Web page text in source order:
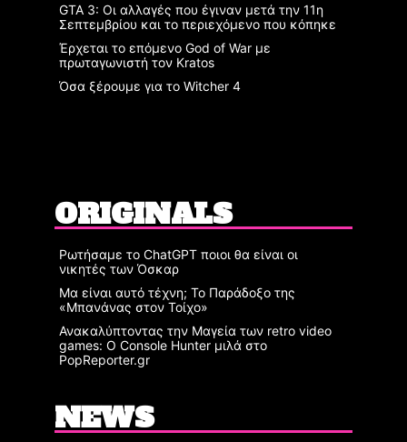
GTA 3: Οι αλλαγές που έγιναν μετά την 11η
Σεπτεμβρίου και το περιεχόμενο που κόπηκε
Έρχεται το επόμενο God of War με
πρωταγωνιστή τον Kratos
Όσα ξέρουμε για το Witcher 4
ORIGINALS
Ρωτήσαμε το ChatGPT ποιοι θα είναι οι
νικητές των Όσκαρ
Μα είναι αυτό τέχνη; Το Παράδοξο της
«Μπανάνας στον Τοίχο»
Ανακαλύπτοντας την Μαγεία των retro video
games: Ο Console Hunter μιλά στο
PopReporter.gr
NEWS